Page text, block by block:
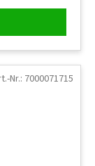
Nr.: 7000071715